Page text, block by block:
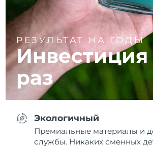
РЕЗУЛЬТАТ НА ГОДЫ
раз
Экологичный
Премиальные материалы и
службы. Никаких сменных